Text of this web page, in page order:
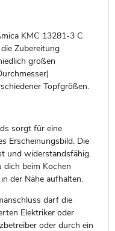
KMC 13281-3 C
Zubereitung
großen
Topfgrößen.
sorgt für eine
Erscheinungsbild. Die
und widerstandsfähig.
dich beim Kochen
der Nähe aufhalten.
darf die
Elektriker oder
oder durch ein